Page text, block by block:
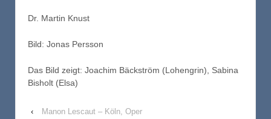
Dr. Martin Knust
Bild: Jonas Persson
Das Bild zeigt: Joachim Bäckström (Lohengrin), Sabina
Bisholt (Elsa)
‹
Manon Lescaut – Köln, Oper